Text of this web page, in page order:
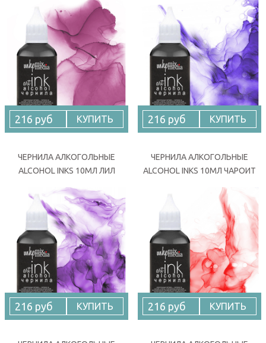
216 руб КУПИТЬ
ЧЕРНИЛА АЛКОГОЛЬНЫЕ
ALCOHOL INKS 10МЛ ЛИЛ
216 руб КУПИТЬ
ЧЕРНИЛА АЛКОГОЛЬНЫЕ
ALCOHOL INKS 10МЛ ЧАРОИТ
216 руб КУПИТЬ 216 руб КУПИТЬ